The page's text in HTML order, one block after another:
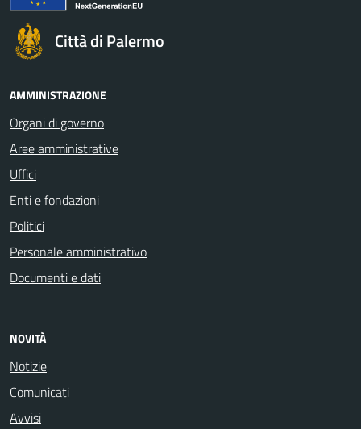
Città di Palermo
AMMINISTRAZIONE
Organi di governo
Aree amministrative
Uffici
Enti e fondazioni
Politici
Personale amministrativo
Documenti e dati
NOVITÀ
Notizie
Comunicati
Avvisi